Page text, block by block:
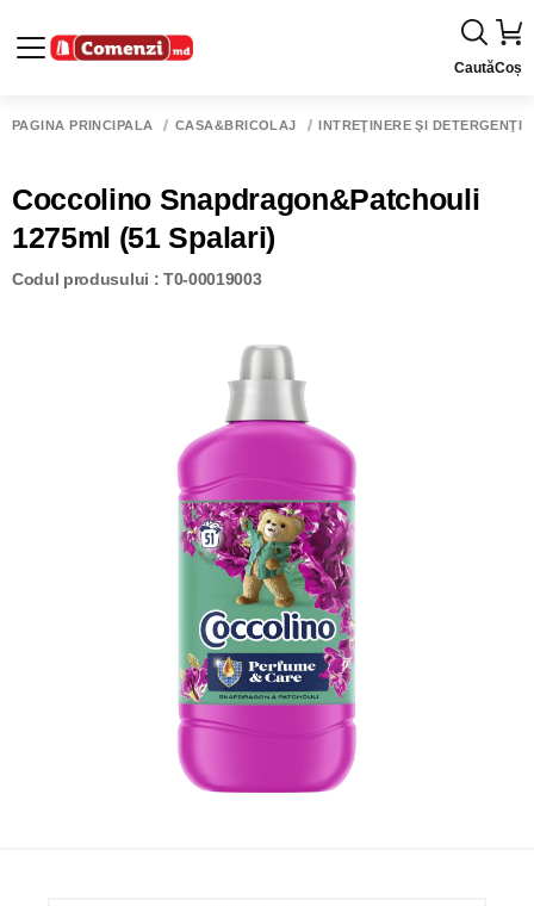
CautăCoș
PAGINA PRINCIPALĂ CASĂ&BRICOLAJ ÎNTREŢINERE ŞI DETERGENŢI
Coccolino Snapdragon&Patchouli
1275ml (51 Spalari)
Codul produsului : T0-00019003